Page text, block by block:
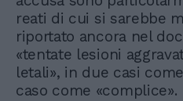
reati di cui si sarebbe
riportato ancora nel
«tentate lesioni
letali», in due casi
caso come «complice».